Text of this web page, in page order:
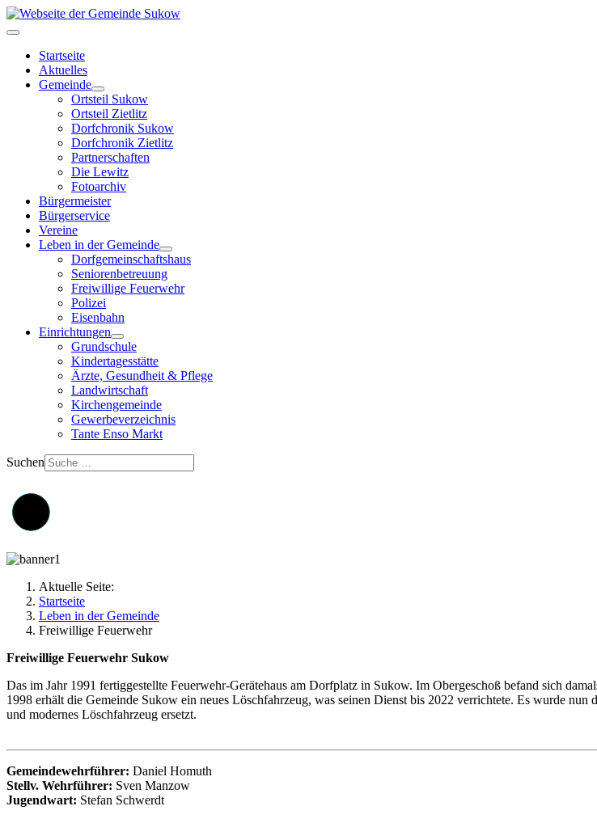
Startseite
Aktuelles
Gemeinde
Ortsteil Sukow
Ortsteil Zietlitz
Dorfchronik Sukow
Dorfchronik Zietlitz
Partnerschaften
Die Lewitz
Fotoarchiv
Bürgermeister
Bürgerservice
Vereine
Leben in der Gemeinde
Dorfgemeinschaftshaus
Seniorenbetreuung
Freiwillige Feuerwehr
Polizei
Eisenbahn
Einrichtungen
Grundschule
Kindertagesstätte
Ärzte, Gesundheit & Pflege
Landwirtschaft
Kirchengemeinde
Gewerbeverzeichnis
Tante Enso Markt
Suchen
Aktuelle Seite:
Startseite
Leben in der Gemeinde
Freiwillige Feuerwehr
Freiwillige Feuerwehr Sukow
Das im Jahr 1991 fertiggestellte Feuerwehr-Gerätehaus am Dorfplatz in Sukow. Im Obergeschoß befand sich
1998 erhält die Gemeinde Sukow ein neues Löschfahrzeug, was seinen Dienst bis 2022 verrichtete. Es wurde nun
und modernes Löschfahrzeug ersetzt.
Gemeindewehrführer: Daniel Homuth
Stellv. Wehrführer: Sven Manzow
Jugendwart: Stefan Schwerdt